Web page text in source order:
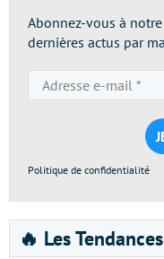
Abonnez-vous à
dernières actus par
Politique de confidentialité
🔥 Les Tendances